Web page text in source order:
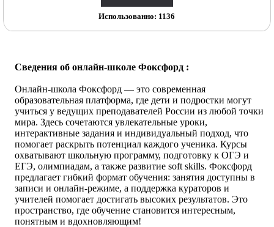
Использованно: 1136
Сведения об онлайн-школе Фоксфорд :
Онлайн-школа Фоксфорд — это современная
образовательная платформа, где дети и подростки могут
учиться у ведущих преподавателей России из любой точки
мира. Здесь сочетаются увлекательные уроки,
интерактивные задания и индивидуальный подход, что
помогает раскрыть потенциал каждого ученика. Курсы
охватывают школьную программу, подготовку к ОГЭ и
ЕГЭ, олимпиадам, а также развитие soft skills. Фоксфорд
предлагает гибкий формат обучения: занятия доступны в
записи и онлайн-режиме, а поддержка кураторов и
учителей помогает достигать высоких результатов. Это
пространство, где обучение становится интересным,
понятным и вдохновляющим!